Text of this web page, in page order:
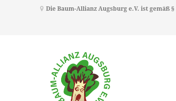
Die Baum-Allianz Augsburg e.V. ist gemäß